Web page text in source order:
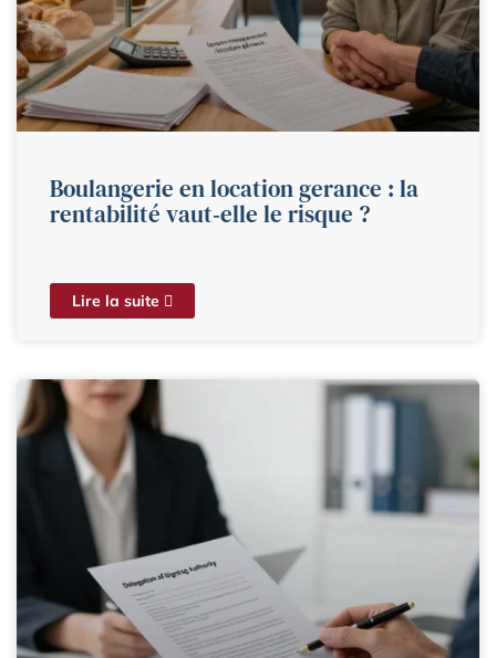
Boulangerie en location gerance : la
rentabilité vaut‑elle le risque ?
Lire la suite